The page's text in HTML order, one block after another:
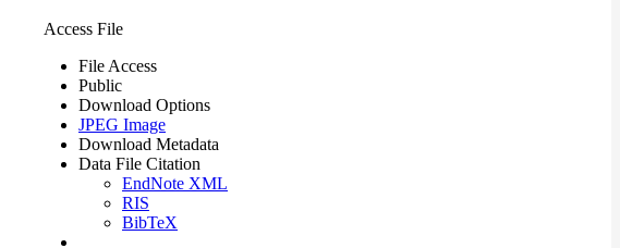
Access File
File Access
Public
Download Options
JPEG Image
Download Metadata
Data File Citation
EndNote XML
RIS
BibTeX